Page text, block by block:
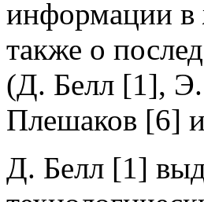
информации в
также о
(Д. Белл [1],
Плешаков [6]
Д. Белл [1]